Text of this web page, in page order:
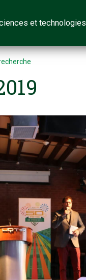
et technologies